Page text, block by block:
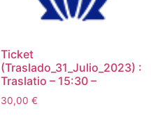
Ticket
(Traslado_31_Julio_2023) :
Traslatio – 15:30 –
30,00 €